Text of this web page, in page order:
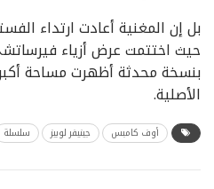
بنسخة محدثة أظهرت مساحة
الأصلية.
أوف كامبس جينيفر لوبيز سلسلة